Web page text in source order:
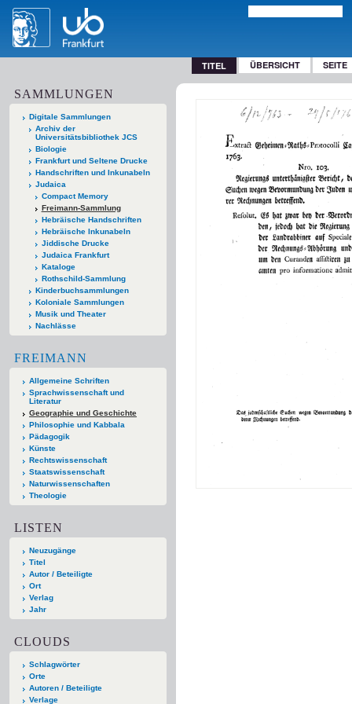
TITEL ÜBERSICHT SEITE
SAMMLUNGEN
Digitale Sammlungen
Archiv der
Universitätsbibliothek JCS
Biologie
Frankfurt und Seltene Drucke
Handschriften und Inkunabeln
Judaica
Compact Memory
Freimann-Sammlung
Hebräische Handschriften
Hebräische Inkunabeln
Jiddische Drucke
Judaica Frankfurt
Kataloge
Rothschild-Sammlung
Kinderbuchsammlungen
Koloniale Sammlungen
Musik und Theater
Nachlässe
FREIMANN
Allgemeine Schriften
Sprachwissenschaft und
Literatur
Geographie und Geschichte
Philosophie und Kabbala
Pädagogik
Künste
Rechtswissenschaft
Staatswissenschaft
Naturwissenschaften
Theologie
LISTEN
Neuzugänge
Titel
Autor / Beteiligte
Ort
Verlag
Jahr
CLOUDS
Schlagwörter
Orte
Autoren / Beteiligte
Verlage